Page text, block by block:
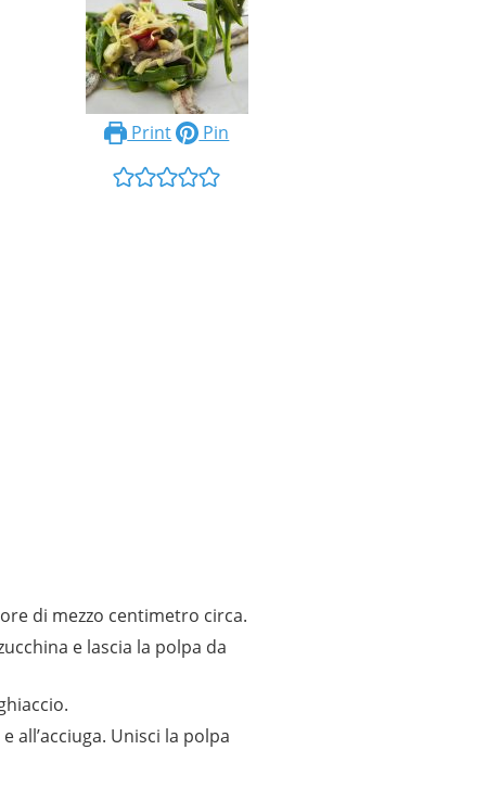
Print Pin
di mezzo centimetro circa.
e lascia la polpa da
all’acciuga. Unisci la polpa